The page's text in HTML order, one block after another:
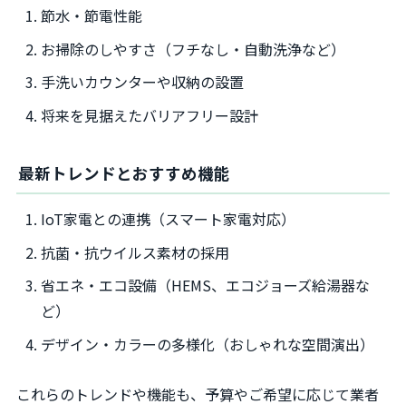
節水・節電性能
お掃除のしやすさ（フチなし・自動洗浄など）
手洗いカウンターや収納の設置
将来を見据えたバリアフリー設計
最新トレンドとおすすめ機能
IoT家電との連携（スマート家電対応）
抗菌・抗ウイルス素材の採用
省エネ・エコ設備（HEMS、エコジョーズ給湯器な
ど）
デザイン・カラーの多様化（おしゃれな空間演出）
これらのトレンドや機能も、予算やご希望に応じて業者